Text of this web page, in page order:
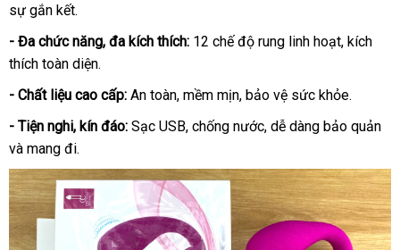
sự gắn kết.
- Đa chức năng, đa kích thích: 12 chế độ rung linh hoạt, kích
thích toàn diện.
- Chất liệu cao cấp: An toàn, mềm mịn, bảo vệ sức khỏe.
- Tiện nghi, kín đáo: Sạc USB, chống nước, dễ dàng bảo quản
và mang đi.